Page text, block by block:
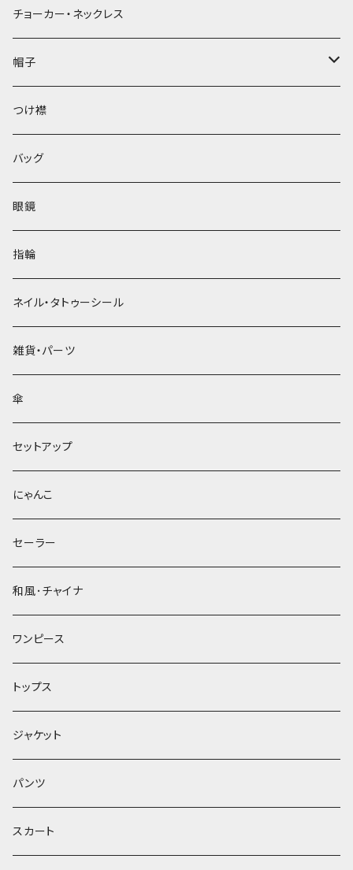
チョーカー・ネックレス
帽子
ベレー帽
つけ襟
バッグ
眼鏡
指輪
ネイル・タトゥーシール
雑貨・パーツ
傘
セットアップ
にゃんこ
セーラー
和風･チャイナ
ワンピース
トップス
ジャケット
パンツ
スカート